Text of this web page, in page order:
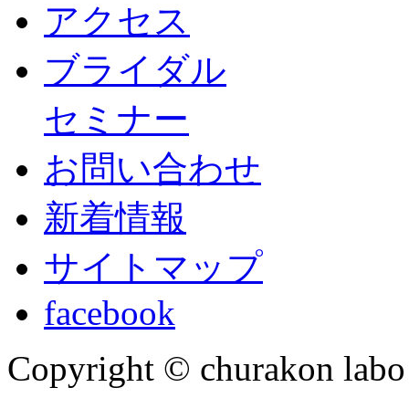
アクセス
ブライダル
セミナー
お問い合わせ
新着情報
サイトマップ
facebook
Copyright © churakon